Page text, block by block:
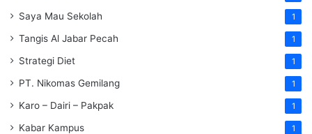
Saya Mau Sekolah 1
Tangis Al Jabar Pecah 1
Strategi Diet 1
PT. Nikomas Gemilang 1
Karo – Dairi – Pakpak 1
Kabar Kampus 1